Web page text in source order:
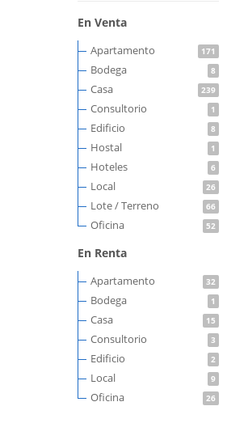
En Venta
Apartamento 171
Bodega 8
Casa 239
Consultorio 1
Edificio 8
Hostal 1
Hoteles 6
Local 26
Lote / Terreno 66
Oficina 52
En Renta
Apartamento 32
Bodega 1
Casa 15
Consultorio 3
Edificio 2
Local 9
Oficina 26